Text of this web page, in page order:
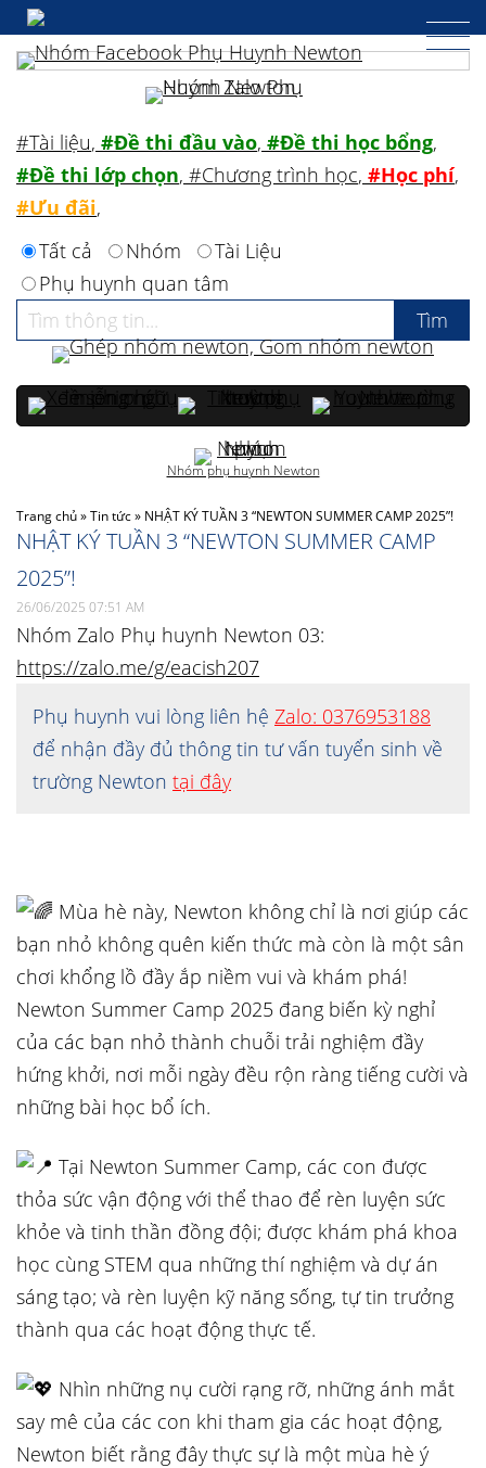
Trang chủ»Tin tức» NHẬT KÝ TUẦN 3 “NEWTON SUMMER CAMP 2025”!
NHẬT KÝ TUẦN 3 “NEWTON SUMMER CAMP
2025”!
26/06/2025 07:51 AM
Nhóm Zalo Phụ huynh Newton 03:
https://zalo.me/g/eacish207
Phụ huynh vui lòng liên hệ Zalo: 0376953188
để nhận đầy đủ thông tin tư vấn tuyển sinh về
trường Newton tại đây
Mùa hè này, Newton không chỉ là nơi giúp các
bạn nhỏ không quên kiến thức mà còn là một sân
chơi khổng lồ đầy ắp niềm vui và khám phá!
Newton Summer Camp 2025 đang biến kỳ nghỉ
của các bạn nhỏ thành chuỗi trải nghiệm đầy
hứng khởi, nơi mỗi ngày đều rộn ràng tiếng cười và
những bài học bổ ích.
Tại Newton Summer Camp, các con được
thỏa sức vận động với thể thao để rèn luyện sức
khỏe và tinh thần đồng đội; được khám phá khoa
học cùng STEM qua những thí nghiệm và dự án
sáng tạo; và rèn luyện kỹ năng sống, tự tin trưởng
thành qua các hoạt động thực tế.
Nhìn những nụ cười rạng rỡ, những ánh mắt
say mê của các con khi tham gia các hoạt động,
Newton biết rằng đây thực sự là một mùa hè ý
#Tài liệu, #Đề thi đầu vào, #Đề thi học bổng,
#Đề thi lớp chọn, #Chương trình học, #Học phí,
#Ưu đãi,
Tất cả
Nhóm
Tài Liệu
Phụ huynh quan tâm
Nhóm phụ huynh Newton